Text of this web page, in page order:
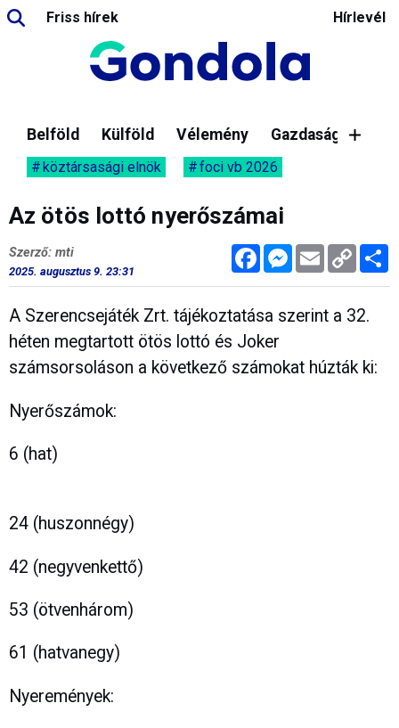
Friss hírek Hírlevél
Belföld Külföld Vélemény Gazdaság
köztársasági elnök foci vb 2026
Az ötös lottó nyerőszámai
FacebookMessenger
Email Copy
Link
Szerző: mti
2025. augusztus 9. 23:31
A Szerencsejáték Zrt. tájékoztatása szerint a 32.
héten megtartott ötös lottó és Joker
számsorsoláson a következő számokat húzták ki:
Nyerőszámok:
6 (hat)
24 (huszonnégy)
42 (negyvenkettő)
53 (ötvenhárom)
61 (hatvanegy)
Nyeremények: